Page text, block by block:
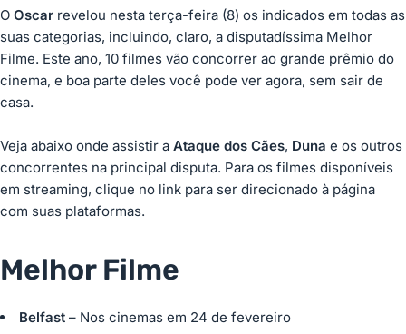
O Oscar revelou nesta terça-feira (8) os indicados em todas as
suas categorias, incluindo, claro, a disputadíssima Melhor
Filme. Este ano, 10 filmes vão concorrer ao grande prêmio do
cinema, e boa parte deles você pode ver agora, sem sair de
casa.
Veja abaixo onde assistir a Ataque dos Cães, Duna e os outros
concorrentes na principal disputa. Para os filmes disponíveis
em streaming, clique no link para ser direcionado à página
com suas plataformas.
Melhor Filme
Belfast – Nos cinemas em 24 de fevereiro